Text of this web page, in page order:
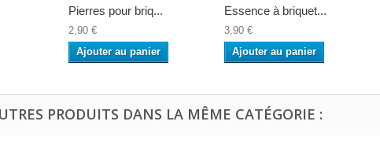
Pierres pour briq...
2,90 €
Ajouter au panier
Essence à briquet...
3,90 €
Ajouter au panier
PRODUITS DANS LA MÊME CATÉGORIE :